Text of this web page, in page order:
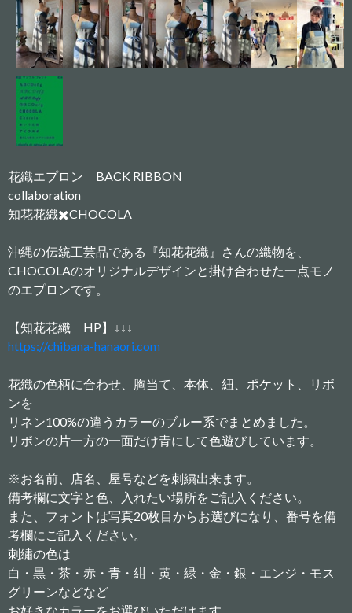
花織エプロン BACK RIBBON
collaboration
知花花織✖️CHOCOLA
沖縄の伝統工芸品である『知花花織』さんの織物を、
CHOCOLAのオリジナルデザインと掛け合わせた一点モノ
のエプロンです。
【知花花織 HP】↓↓↓
https://chibana-hanaori.com
花織の色柄に合わせ、胸当て、本体、紐、ポケット、リボ
ンを
リネン100%の違うカラーのブルー系でまとめました。
リボンの片一方の一面だけ青にして色遊びしています。
※お名前、店名、屋号などを刺繍出来ます。
備考欄に文字と色、入れたい場所をご記入ください。
また、フォントは写真20枚目からお選びになり、番号を備
考欄にご記入ください。
刺繡の色は
白・黒・茶・赤・青・紺・黄・緑・金・銀・エンジ・モス
グリーンなどなど
お好きなカラーをお選びいただけます。